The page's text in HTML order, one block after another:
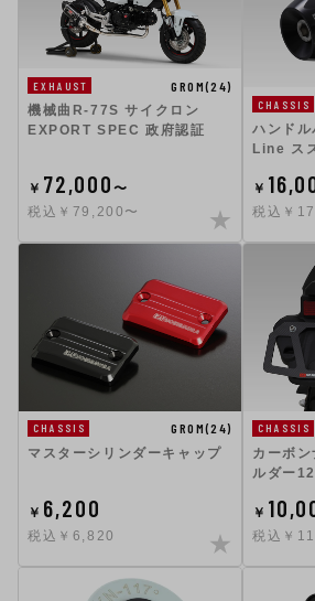
EXHAUST
GROM(24)
機械曲R-77S サイクロン
EXPORT SPEC 政府認証
￥ 72,000〜
税込￥79,200〜
CHASSIS
ハンド
Line ス
￥
税込￥
CHASSIS
GROM(24)
マスターシリンダーキャップ
￥ 6,200
税込￥6,820
CHASSIS
カーボ
ルダー
￥
税込￥